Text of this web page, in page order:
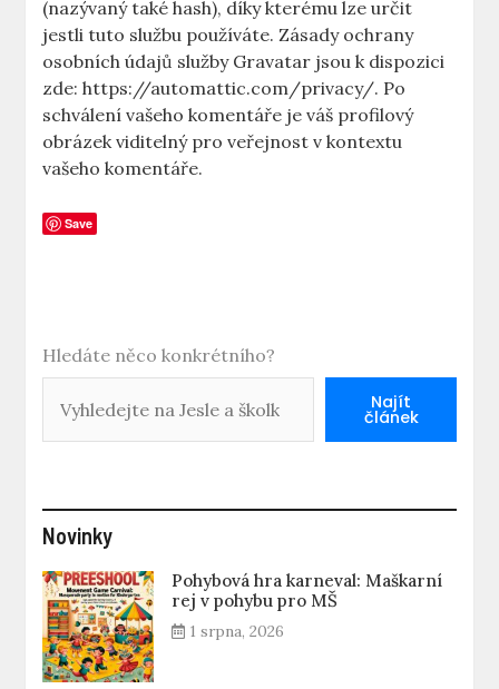
(nazývaný také hash), díky kterému lze určit
jestli tuto službu používáte. Zásady ochrany
osobních údajů služby Gravatar jsou k dispozici
zde: https://automattic.com/privacy/. Po
schválení vašeho komentáře je váš profilový
obrázek viditelný pro veřejnost v kontextu
vašeho komentáře.
Save
Hledáte něco konkrétního?
Najít
článek
Novinky
Pohybová hra karneval: Maškarní
rej v pohybu pro MŠ
1 srpna, 2026